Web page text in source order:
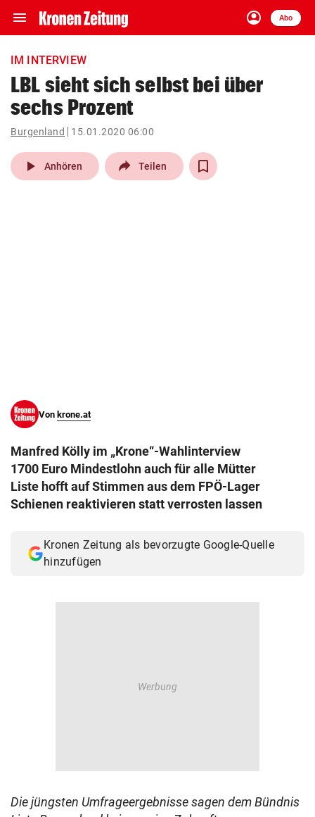
menu Navigation
ein-/ausklappen
account_circle
Anmelden
Abo
close Schließen
account_circle Anmelden
pin_drop
Wien arrow_right
IM INTERVIEW
LBL sieht sich selbst bei über
sechs Prozent
Burgenland 15.01.2020 06:00
play_arrow Anhören Teilen
Von krone.at
Manfred Kölly im „Krone“-Wahlinterview
1700 Euro Mindestlohn auch für alle Mütter
Liste hofft auf Stimmen aus dem FPÖ-Lager
Schienen reaktivieren statt verrosten lassen
Kronen Zeitung als bevorzugte Google-Quelle
hinzufügen
Die jüngsten Umfrageergebnisse sagen dem Bündnis